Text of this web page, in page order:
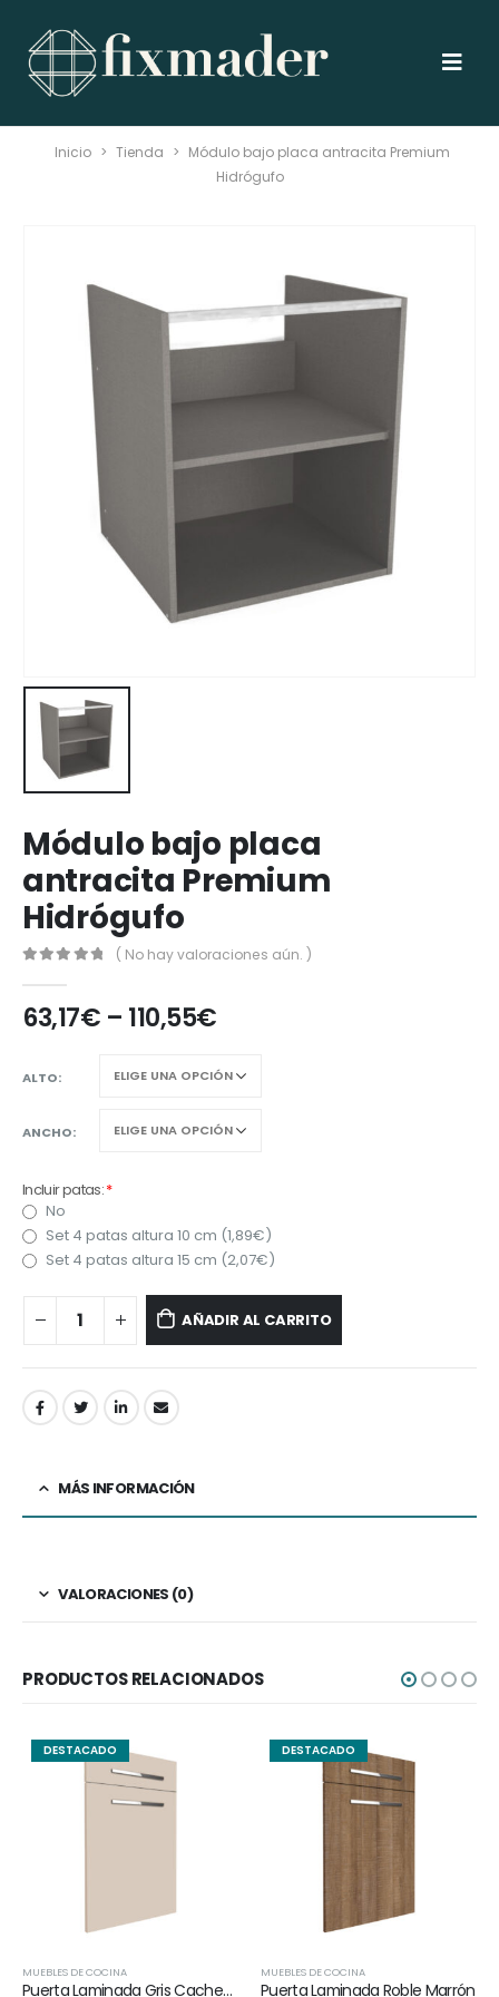
Inicio > Tienda > Módulo bajo placa antracita Premium
Hidrógufo
Módulo bajo placa
antracita Premium
Hidrógufo
( No hay valoraciones aún. )
63,17€ – 110,55€
ALTO
ANCHO
Incluir patas:*
No
Set 4 patas altura 10 cm (1,89€)
Set 4 patas altura 15 cm (2,07€)
AÑADIR AL CARRITO
MÁS INFORMACIÓN
VALORACIONES (0)
PRODUCTOS RELACIONADOS
DESTACADO
MUEBLES DE COCINA
Puerta Laminada Gris Cachemira
DESTACADO
MUEBLES DE COCINA
Puerta Laminada Roble Marrón